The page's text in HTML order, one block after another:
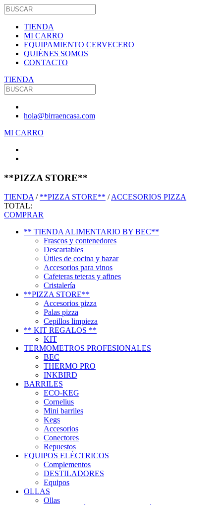
TIENDA
MI CARRO
EQUIPAMIENTO CERVECERO
QUIÉNES SOMOS
CONTACTO
TIENDA
hola@birraencasa.com
MI CARRO
**PIZZA STORE**
TIENDA/ **PIZZA STORE** /ACCESORIOS PIZZA
TOTAL:
COMPRAR
** TIENDA ALIMENTARIO BY BEC**
Frascos y contenedores
Descartables
Útiles de cocina y bazar
Accesorios para vinos
Cafeteras teteras y afines
Cristalería
**PIZZA STORE**
Accesorios pizza
Palas pizza
Cepillos limpieza
** KIT REGALOS **
KIT
TERMOMETROS PROFESIONALES
BEC
THERMO PRO
INKBIRD
BARRILES
ECO-KEG
Cornelius
Mini barriles
Kegs
Accesorios
Conectores
Repuestos
EQUIPOS ELÉCTRICOS
Complementos
DESTILADORES
Equipos
OLLAS
Ollas